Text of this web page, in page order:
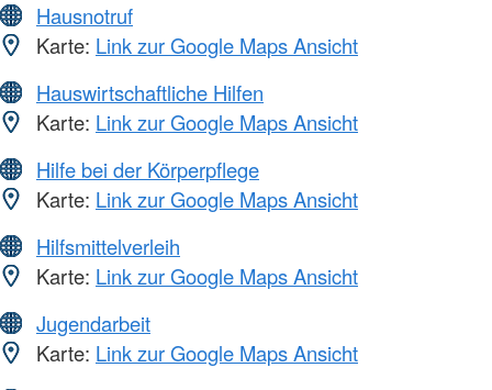
Hausnotruf
Karte: Link zur Google Maps Ansicht
Hauswirtschaftliche Hilfen
Karte: Link zur Google Maps Ansicht
Hilfe bei der Körperpflege
Karte: Link zur Google Maps Ansicht
Hilfsmittelverleih
Karte: Link zur Google Maps Ansicht
Jugendarbeit
Karte: Link zur Google Maps Ansicht